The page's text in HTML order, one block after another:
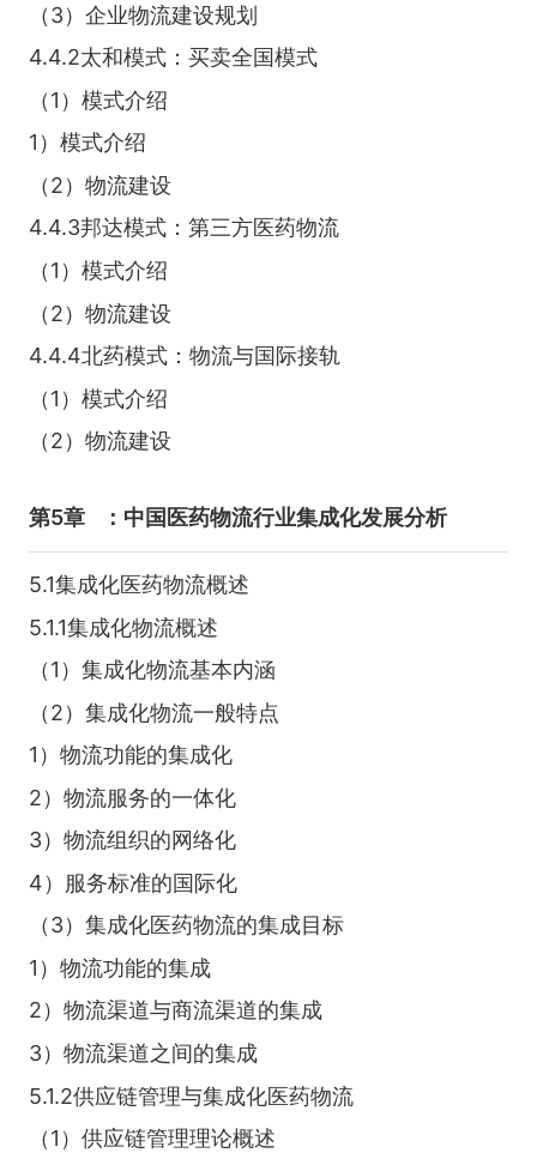
（3）企业物流建设规划
4.4.2太和模式：买卖全国模式
（1）模式介绍
1）模式介绍
（2）物流建设
4.4.3邦达模式：第三方医药物流
（1）模式介绍
（2）物流建设
4.4.4北药模式：物流与国际接轨
（1）模式介绍
（2）物流建设
第5章 ：中国医药物流行业集成化发展分析
5.1集成化医药物流概述
5.1.1集成化物流概述
（1）集成化物流基本内涵
（2）集成化物流一般特点
1）物流功能的集成化
2）物流服务的一体化
3）物流组织的网络化
4）服务标准的国际化
（3）集成化医药物流的集成目标
1）物流功能的集成
2）物流渠道与商流渠道的集成
3）物流渠道之间的集成
5.1.2供应链管理与集成化医药物流
（1）供应链管理理论概述